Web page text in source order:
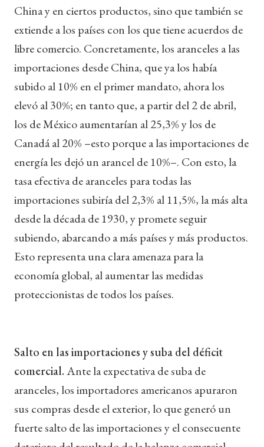
China y en ciertos productos, sino que también se
extiende a los países con los que tiene acuerdos de
libre comercio. Concretamente, los aranceles a las
importaciones desde China, que ya los había
subido al 10% en el primer mandato, ahora los
elevó al 30%; en tanto que, a partir del 2 de abril,
los de México aumentarían al 25,3% y los de
Canadá al 20% –esto porque a las importaciones de
energía les dejó un arancel de 10%–. Con esto, la
tasa efectiva de aranceles para todas las
importaciones subiría del 2,3% al 11,5%, la más alta
desde la década de 1930, y promete seguir
subiendo, abarcando a más países y más productos.
Esto representa una clara amenaza para la
economía global, al aumentar las medidas
proteccionistas de todos los países.
Salto en las importaciones y suba del déficit
comercial.Ante la expectativa de suba de
aranceles, los importadores americanos apuraron
sus compras desde el exterior, lo que generó un
fuerte salto de las importaciones y el consecuente